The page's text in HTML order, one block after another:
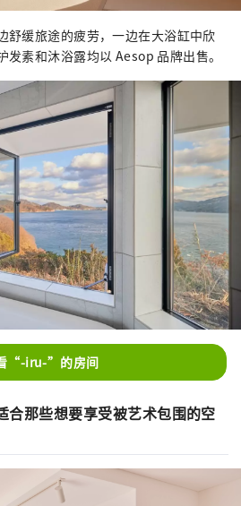
舒缓旅途的疲劳，一边在大浴缸中欣
素和沐浴露均以 Aesop 品牌出售。
“-iru-”的房间
那些想要享受被艺术包围的空